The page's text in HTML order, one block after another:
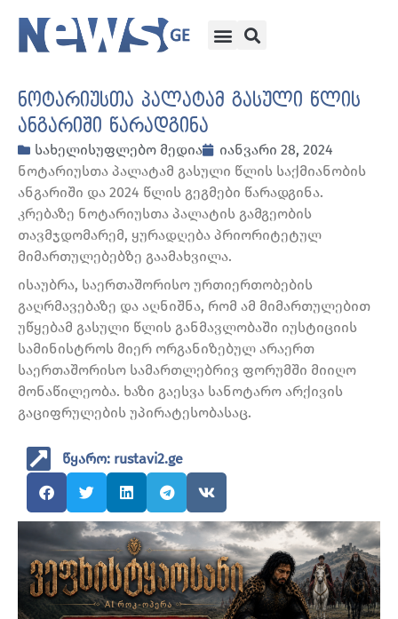
ნოტარიუსთა პალატამ გასული წლის
ანგარიში წარადგინა
სახელისუფლებო მედია
იანვარი 28, 2024
ნოტარიუსთა პალატამ გასული წლის საქმიანობის
ანგარიში და 2024 წლის გეგმები წარადგინა.
კრებაზე ნოტარიუსთა პალატის გამგეობის
თავმჯდომარემ, ყურადღება პრიორიტეტულ
მიმართულებებზე გაამახვილა.
ისაუბრა, საერთაშორისო ურთიერთობების
გაღრმავებაზე და აღნიშნა, რომ ამ მიმართულებით
უწყებამ გასული წლის განმავლობაში იუსტიციის
სამინისტროს მიერ ორგანიზებულ არაერთ
საერთაშორისო სამართლებრივ ფორუმში მიიღო
მონაწილეობა. ხაზი გაესვა სანოტარო არქივის
გაციფრულების უპირატესობასაც.
წყარო: rustavi2.ge